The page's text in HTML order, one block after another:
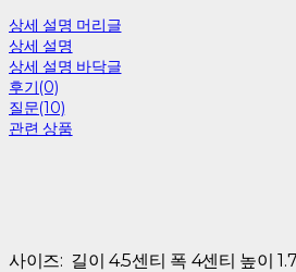
상세 설명 머리글
상세 설명
상세 설명 바닥글
후기(0)
질문(10)
관련 상품
사이즈: 길이 4.5센티 폭 4센티 높이